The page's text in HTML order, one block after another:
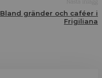
Bland gränder och caféer i
Frigiliana